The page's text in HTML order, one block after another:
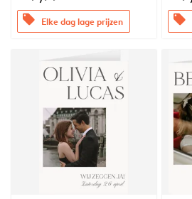
offers Elke dag lage prijzen offers